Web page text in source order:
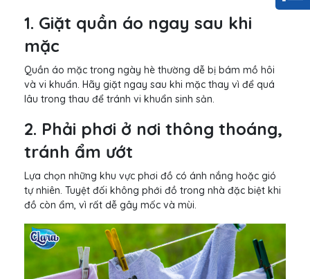
1. Giặt quần áo ngay sau khi
mặc
Quần áo mặc trong ngày hè thường dễ bị bám mồ hôi
và vi khuẩn. Hãy giặt ngay sau khi mặc thay vì để quá
lâu trong thau để tránh vi khuẩn sinh sản.
2. Phải phơi ở nơi thông thoáng,
tránh ẩm ướt
Lựa chọn những khu vực phơi đồ có ánh nắng hoặc gió
tự nhiên. Tuyệt đối không phới đồ trong nhà đặc biệt khi
đồ còn ẩm, vì rất dễ gây mốc và mùi.